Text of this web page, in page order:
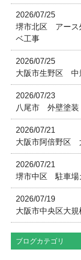
2026/07/25
堺市北区 アース
ベ工事
2026/07/25
大阪市生野区 中
2026/07/23
八尾市 外壁塗
2026/07/21
大阪市阿倍野区
2026/07/21
堺市中区 駐車場
2026/07/19
大阪市中央区大
ブログカテゴリ